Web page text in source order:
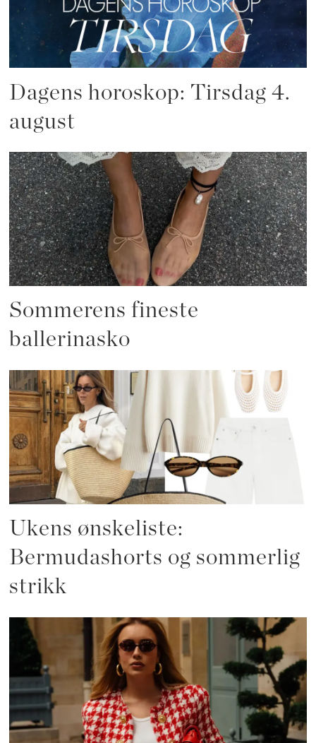
Dagens horoskop: Tirsdag 4.
august
Sommerens fineste
ballerinasko
Ukens ønskeliste:
Bermudashorts og sommerlig
strikk